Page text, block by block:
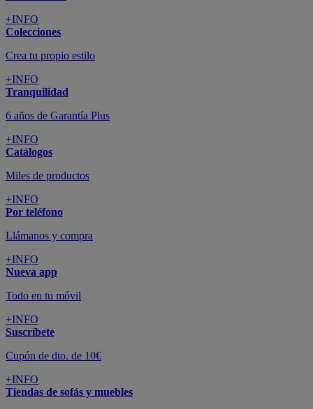
+INFO
Colecciones
Crea tu propio estilo
+INFO
Tranquilidad
6 años de Garantía Plus
+INFO
Catálogos
Miles de productos
+INFO
Por teléfono
Llámanos y compra
+INFO
Nueva app
Todo en tu móvil
+INFO
Suscríbete
Cupón de dto. de 10€
+INFO
Tiendas de sofás y muebles